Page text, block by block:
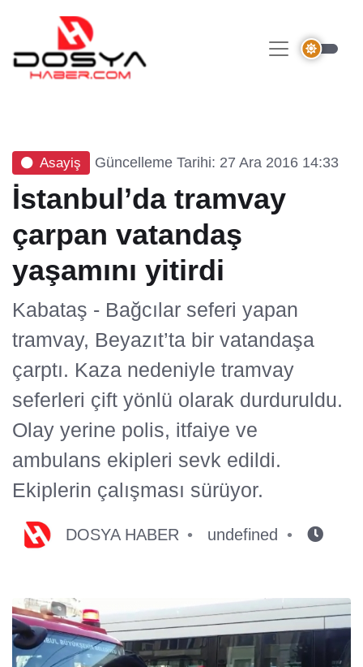
Asayiş Güncelleme Tarihi: 27 Ara 2016 14:33
İstanbul’da tramvay
çarpan vatandaş
yaşamını yitirdi
Kabataş - Bağcılar seferi yapan
tramvay, Beyazıt’ta bir vatandaşa
çarptı. Kaza nedeniyle tramvay
seferleri çift yönlü olarak durduruldu.
Olay yerine polis, itfaiye ve
ambulans ekipleri sevk edildi.
Ekiplerin çalışması sürüyor.
DOSYA HABER undefined